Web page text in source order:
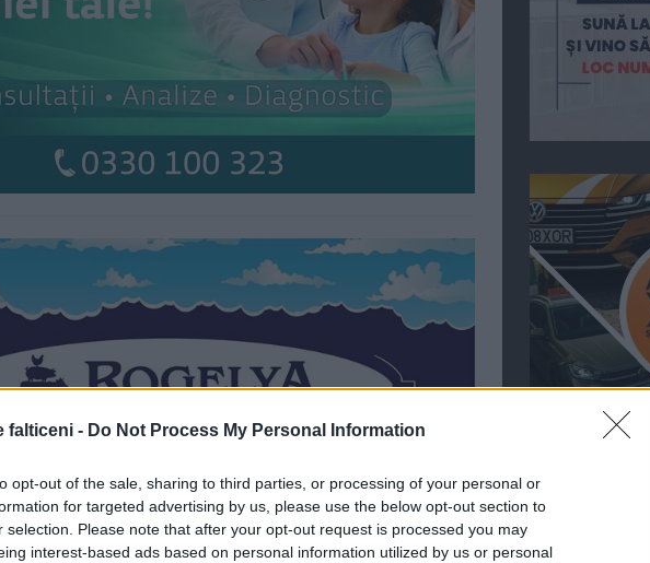
falticeni - Do Not Process My Personal Information
opt-out of the sale, sharing to third parties, or processing of your personal or
for targeted advertising by us, please use the below opt-out section to
selection. Please note that after your opt-out request is processed you may
interest-based ads based on personal information utilized by us or personal